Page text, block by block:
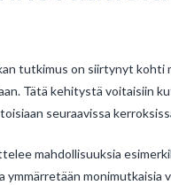
tutkimus on siirtynyt
Tätä kehitystä voitaisiin
seuraavissa
mahdollisuuksia
ymmärretään